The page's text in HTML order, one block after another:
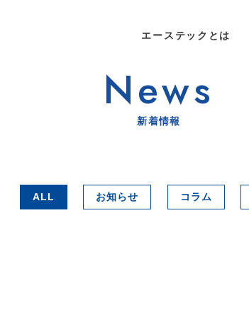
エーステックとは
News
新着情報
ALL お知らせ コラム